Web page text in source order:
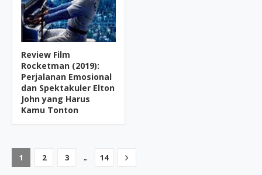
Review Film
Rocketman (2019):
Perjalanan Emosional
dan Spektakuler Elton
John yang Harus
Kamu Tonton
1 2 3 ... 14